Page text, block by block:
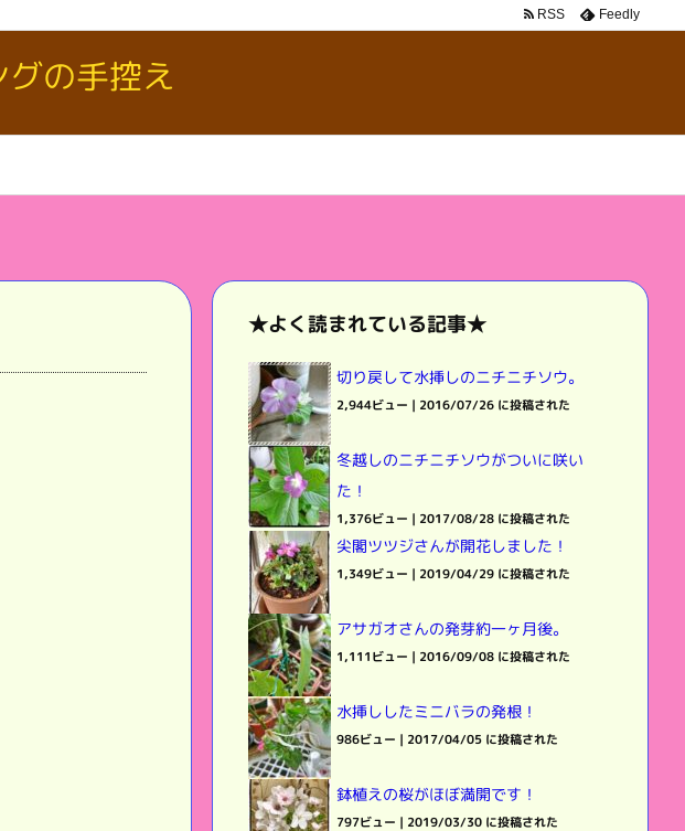
の手控え
RSS Feedly
★よく読まれている記事★
切り戻して水挿しのニチニチソウ。
2,944ビュー | 2016/07/26 に投稿された
冬越しのニチニチソウがついに咲い
た！
1,376ビュー | 2017/08/28 に投稿された
尖閣ツツジさんが開花しました！
1,349ビュー | 2019/04/29 に投稿された
アサガオさんの発芽約一ヶ月後。
1,111ビュー | 2016/09/08 に投稿された
水挿ししたミニバラの発根！
986ビュー | 2017/04/05 に投稿された
鉢植えの桜がほぼ満開です！
797ビュー | 2019/03/30 に投稿された